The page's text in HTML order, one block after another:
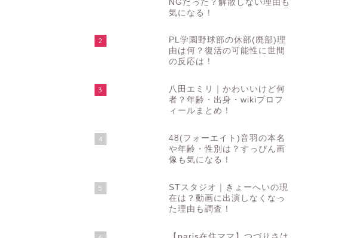
NGだった？解散しない理由も
気になる！
2
PL学園野球部の休部(廃部)理
由は何？復活の可能性に世間
の反応は！
3
八田エミリ｜かわいいけど何
者？年齢・出身・wikiプロフ
ィールまとめ！
4
48(フォーエイト)音羽の本名
や年齢・性別は？すっぴん画
像も気になる！
5
STスタジオ｜きょーへいの現
在は？動画に出演しなくなっ
た理由も調査！